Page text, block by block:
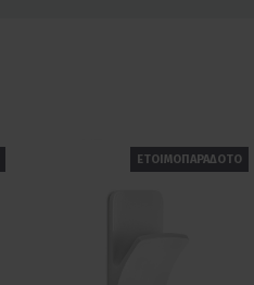
ΕΤΟΙΜΟΠΑΡΑΔΟΤΟ